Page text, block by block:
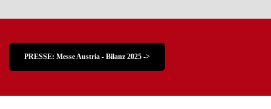
PRESSE: Messe Austria - Bilanz 2025 ->